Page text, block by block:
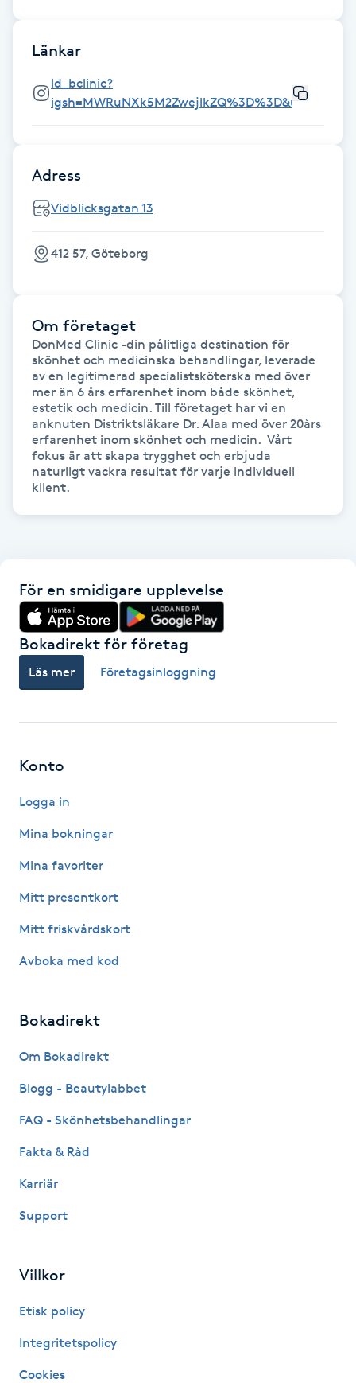
H
Hatha Yoga
Headspa
Healing
HIFU
Hot Stone Massage
Hot yoga
Hudföryngring
Huduppstramning
Hyperhidros
Hypnos
Hårborttagning
Hårbottenbehandling
Hårförlängning
Hårvård
Hälsa
Hälsprickor
Idrottsmassage
IPL hårborttagning
IR-massage
Katun fransar
Kemisk peeling
Länkar
ld_bclinic?
Adress
Vidblicksgatan 13
412 57, Göteborg
Om företaget
DonMed Clinic -din pålitliga destination för
skönhet och medicinska behandlingar, leverade
av en legitimerad specialistsköterska med över
mer än 6 års erfarenhet inom både skönhet,
estetik och medicin. Till företaget har vi en
anknuten Distriktsläkare Dr. Alaa med över 20års
erfarenhet inom skönhet och medicin.  Vårt
fokus är att skapa trygghet och erbjuda
naturligt vackra resultat för varje individuell
klient.
För en smidigare upplevelse
Bokadirekt för företag
Läs mer Företagsinloggning
Konto
Logga in
Mina bokningar
Mina favoriter
Mitt presentkort
Mitt friskvårdskort
Avboka med kod
Bokadirekt
Om Bokadirekt
Blogg - Beautylabbet
FAQ - Skönhetsbehandlingar
Fakta & Råd
Karriär
Support
Villkor
Etisk policy
Integritetspolicy
Cookies